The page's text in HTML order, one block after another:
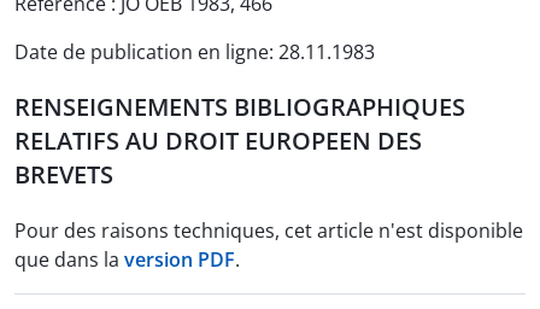
Date de publication en ligne: 28.11.1983
RENSEIGNEMENTS BIBLIOGRAPHIQUES
RELATIFS AU DROIT EUROPEEN DES
BREVETS
Pour des raisons techniques, cet article n'est disponible
que dans la version PDF.